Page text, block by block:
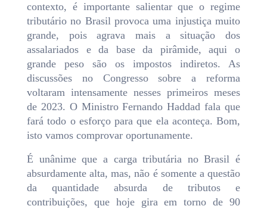
contexto, é importante salientar que o regime
tributário no Brasil provoca uma injustiça muito
grande, pois agrava mais a situação dos
assalariados e da base da pirâmide, aqui o
grande peso são os impostos indiretos. As
discussões no Congresso sobre a reforma
voltaram intensamente nesses primeiros meses
de 2023. O Ministro Fernando Haddad fala que
fará todo o esforço para que ela aconteça. Bom,
isto vamos comprovar oportunamente.
É unânime que a carga tributária no Brasil é
absurdamente alta, mas, não é somente a questão
da quantidade absurda de tributos e
contribuições, que hoje gira em torno de 90